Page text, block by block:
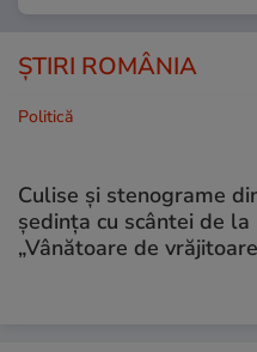
ȘTIRI ROMÂNIA
Politică
Culise și stenograme
ședința cu scântei de la
„Vânătoare de